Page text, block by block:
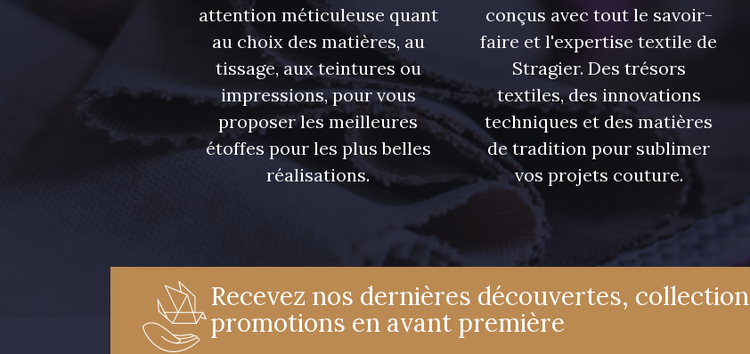
attention méticuleuse quant
au choix des matières, au
tissage, aux teintures ou
impressions, pour vous
proposer les meilleures
étoffes pour les plus belles
réalisations.
conçus avec tout le savoir-
faire et l'expertise textile de
Stragier. Des trésors
textiles, des innovations
techniques et des matières
de tradition pour sublimer
vos projets couture.
Recevez nos dernières découvertes,
promotions en avant première